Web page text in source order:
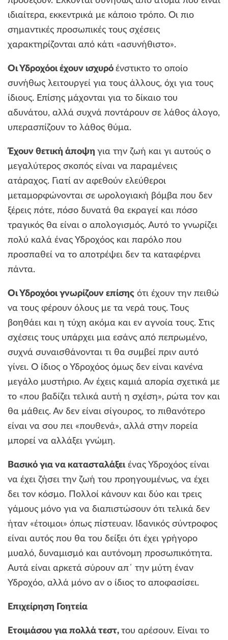
ιδιαίτερα, εκκεντρικά με κάποιο τρόπο. Οι πιο
σημαντικές προσωπικές τους σχέσεις
χαρακτηρίζονται από κάτι «ασυνήθιστο».
Οι Υδροχόοι έχουν ισχυρό ένστικτο το οποίο
συνήθως λειτουργεί για τους άλλους, όχι για τους
ίδιους. Επίσης μάχονται για το δίκαιο του
αδυνάτου, αλλά συχνά ποντάρουν σε λάθος άλογο,
υπερασπίζουν το λάθος θύμα.
Έχουν θετική άποψη για την ζωή και γι αυτούς ο
μεγαλύτερος σκοπός είναι να παραμένεις
ατάραχος. Γιατί αν αφεθούν ελεύθεροι
μεταμορφώνονται σε ωρολογιακή βόμβα που δεν
ξέρεις πότε, πόσο δυνατά θα εκραγεί και πόσο
τραγικός θα είναι ο απολογισμός. Αυτό το γνωρίζει
πολύ καλά ένας Υδροχόος και παρόλο που
προσπαθεί να το αποτρέψει δεν τα καταφέρνει
πάντα.
Οι Υδροχόοι γνωρίζουν επίσης ότι έχουν την πειθώ
να τους φέρουν όλους με τα νερά τους. Τους
βοηθάει και η τύχη ακόμα και εν αγνοία τους. Στις
σχέσεις τους υπάρχει μια εσάνς από πεπρωμένο,
συχνά συναισθάνονται τι θα συμβεί πριν αυτό
γίνει. Ο ίδιος ο Υδροχόος όμως δεν είναι κανένα
μεγάλο μυστήριο. Αν έχεις καμιά απορία σχετικά με
το «που βαδίζει τελικά αυτή η σχέση», ρώτα τον και
θα μάθεις. Αν δεν είναι σίγουρος, το πιθανότερο
είναι να σου πει «πουθενά», αλλά στην πορεία
μπορεί να αλλάξει γνώμη.
Βασικό για να κατασταλάξειένας Υδροχόος είναι
να έχει ζήσει την ζωή του προηγουμένως, να έχει
δει τον κόσμο. Πολλοί κάνουν και δύο και τρεις
γάμους μόνο για να διαπιστώσουν ότι τελικά δεν
ήταν «έτοιμοι» όπως πίστευαν. Ιδανικός σύντροφος
είναι αυτός που θα του δείξει ότι έχει γρήγορο
μυαλό, δυναμισμό και αυτόνομη προσωπικότητα.
Αυτά είναι αρκετά σύρουν απ΄ την μύτη έναν
Υδροχόο, αλλά μόνο αν ο ίδιος το αποφασίσει.
Επιχείρηση Γοητεία
Ετοιμάσου για πολλά τεστ, του αρέσουν. Είναι το